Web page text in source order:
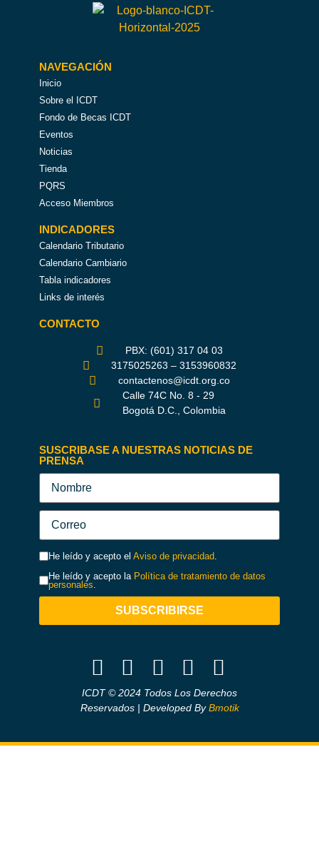
NAVEGACIÓN
Inicio
Sobre el ICDT
Fondo de Becas ICDT
Eventos
Noticias
Tienda
PQRS
Acceso Miembros
INDICADORES
Calendario Tributario
Calendario Cambiario
Tabla indicadores
Links de interés
CONTACTO
PBX: (601) 317 04 03
3175025263 – 3153960832
contactenos@icdt.org.co
Calle 74C No. 8 - 29
Bogotá D.C., Colombia
SUSCRIBASE A NUESTRAS NOTICIAS DE
PRENSA
He leído y acepto el Aviso de privacidad
He leído y acepto la Política de tratamiento de datos
personales
SUBSCRIBIRSE
ICDT © 2024 Todos Los Derechos
Reservados | Developed ByBmotik